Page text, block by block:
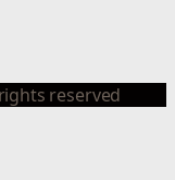
reserved